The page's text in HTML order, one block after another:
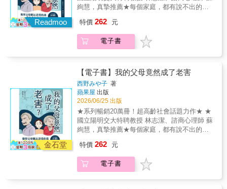
Readmoo
絢慧，真摯推薦★每個家庭，都有說不出的
鳴」，一部誠實描繪「高齡父母與成年子女關
係」的半紀實漫畫。當依靠成了束縛，在「責
任」與「衝突」之間，究竟該如何自處？
特價 262 元
電子書
金石堂
【電子書】我的父母竟然成了老害
西野みや子 著
蘋果屋 出版
2026/06/25 出版
★系列暢銷20萬冊！超高齡社會話題力作★ ★
國立陽明交大特聘教授 林志潔、諮商心理師 蘇
絢慧，真摯推薦★每個家庭，都有說不出的
鳴」，一部誠實描繪「高齡父母與成年子女關
係」的半紀實漫畫。當依靠成了束縛，在「責
任」與「衝突」之間，究竟該如何自處？
特價 262 元
電子書